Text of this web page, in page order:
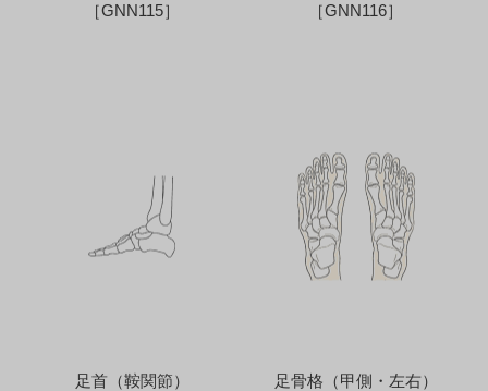
［GNN115］
［GNN116］
足首（鞍関節）
足骨格（甲側・左右）